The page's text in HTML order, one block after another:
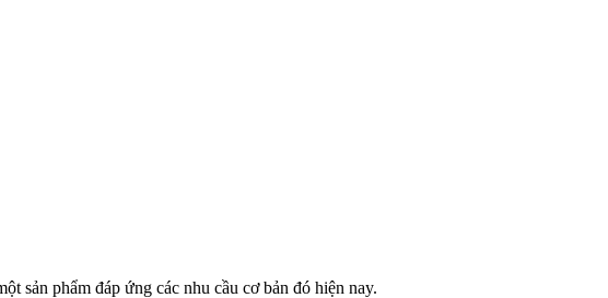
sản phẩm đáp ứng các nhu cầu cơ bản đó hiện nay.